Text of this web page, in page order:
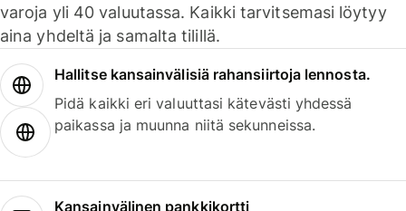
varoja yli 40 valuutassa. Kaikki tarvitsemasi löytyy
aina yhdeltä ja samalta tilillä.
Hallitse kansainvälisiä rahansiirtoja lennosta.
Pidä kaikki eri valuuttasi kätevästi yhdessä
paikassa ja muunna niitä sekunneissa.
Kansainvälinen pankkikortti